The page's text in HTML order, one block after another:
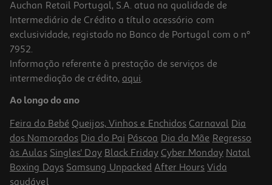
Refeições Smileat Bio Legumes Com Quinoa 230gr
9.35 €/Kg
2,15 €
Auchan Retail Portugal, S.A. atua na qualidade de
Intermediário de Crédito a título acessório com
exclusividade, registado no Banco de Portugal com o nº
7952.
Informação referente à prestação de serviços de
intermediação de crédito, aqui.
Ao longo do ano
Feira do Bebé Queijos, Vinhos e Enchidos Carnaval Dia
dos Namorados Dia do Pai Páscoa Dia da Mãe Regresso
às Aulas Singles' Day Black Friday Cyber Monday Natal
Boxing Days Samsung Unpacked After Hours Vida
saudável